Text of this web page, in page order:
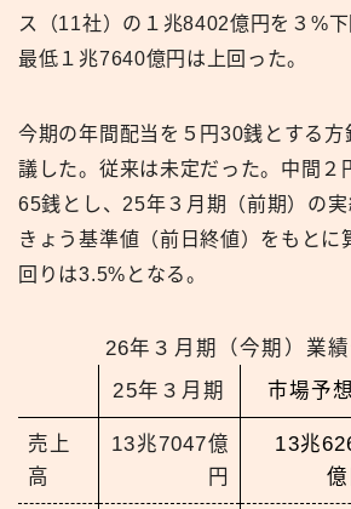
ス（11社）の１兆8402億円を３%
最低１兆7640億円は上回った。
今期の年間配当を５円30銭とする
議した。従来は未定だった。中間２
65銭とし、25年３月期（前期）の実
きょう基準値（前日終値）をもとに
回りは3.5%となる。
26年３月期（今期）業
25年３月期
市場予想
売上
高
13兆7047億
円
13兆
億